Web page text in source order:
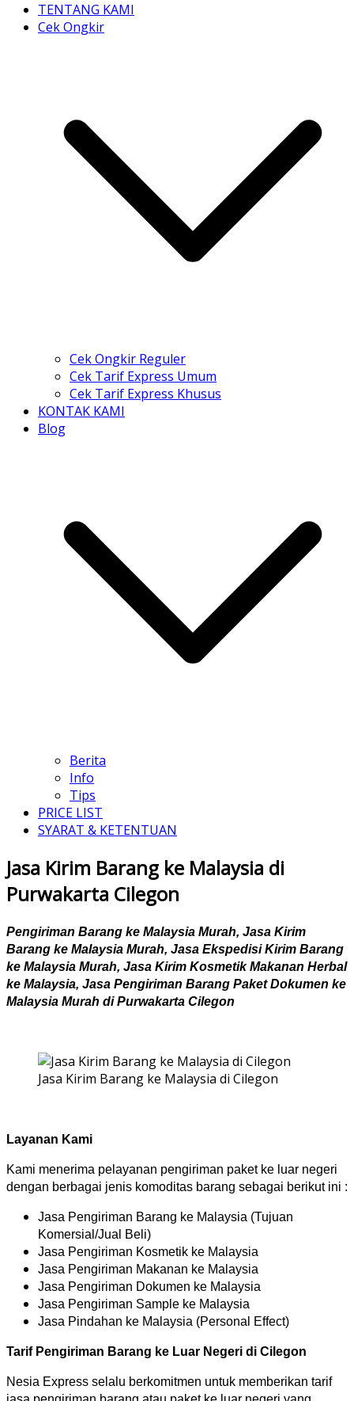
TENTANG KAMI
Cek Ongkir
Cek Ongkir Reguler
Cek Tarif Express Umum
Cek Tarif Express Khusus
KONTAK KAMI
Blog
Berita
Info
Tips
PRICE LIST
SYARAT & KETENTUAN
Jasa Kirim Barang ke Malaysia di
Purwakarta Cilegon
Pengiriman Barang ke Malaysia Murah, Jasa Kirim
Barang ke Malaysia Murah, Jasa Ekspedisi Kirim Barang
ke Malaysia Murah, Jasa Kirim Kosmetik Makanan Herbal
ke Malaysia, Jasa Pengiriman Barang Paket Dokumen ke
Malaysia Murah di Purwakarta Cilegon
Jasa Kirim Barang ke Malaysia di Cilegon
Layanan Kami
Kami menerima pelayanan pengiriman paket ke luar negeri
dengan berbagai jenis komoditas barang sebagai berikut ini :
Jasa Pengiriman Barang ke Malaysia (Tujuan
Komersial/Jual Beli)
Jasa Pengiriman Kosmetik ke Malaysia
Jasa Pengiriman Makanan ke Malaysia
Jasa Pengiriman Dokumen ke Malaysia
Jasa Pengiriman Sample ke Malaysia
Jasa Pindahan ke Malaysia (Personal Effect)
Tarif Pengiriman Barang ke Luar Negeri di Cilegon
Nesia Express selalu berkomitmen untuk memberikan tarif